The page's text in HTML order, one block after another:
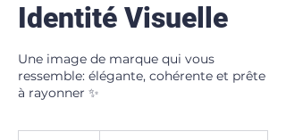
Identité Visuelle
Une image de marque qui vous
ressemble: élégante, cohérente et prête
à rayonner ✨